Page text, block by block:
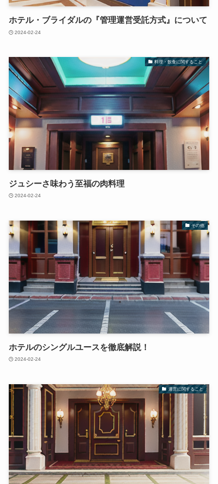
ホテル・ブライダルの『管理運営受託方式』について
2024-02-24
料理・飲食に関すること
ジュシーさ味わう至福の肉料理
2024-02-24
その他
ホテルのシングルユースを徹底解説！
2024-02-24
運営に関すること